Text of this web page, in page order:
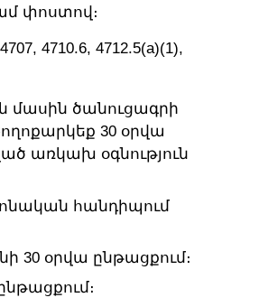
փոստով։
4710.6, 4712.5(a)(1),
մասին ծանուցագրի
30 օրվա
առկախ օգնություն
հանդիպում
30 օրվա ընթացքում։